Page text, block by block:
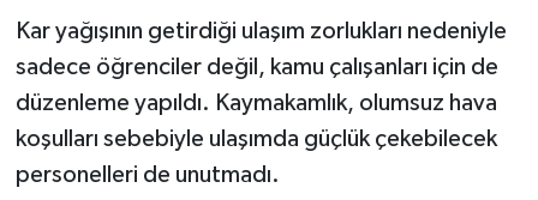
Kar yağışının getirdiği ulaşım zorlukları nedeniyle
sadece öğrenciler değil, kamu çalışanları için de
düzenleme yapıldı. Kaymakamlık, olumsuz hava
koşulları sebebiyle ulaşımda güçlük çekebilecek
personelleri de unutmadı.